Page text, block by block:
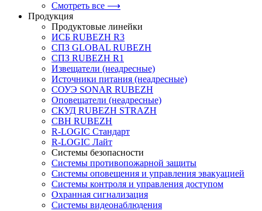
Смотреть все ⟶
Продукция
Продуктовые линейки
ИСБ RUBEZH R3
СПЗ GLOBAL RUBEZH
СПЗ RUBEZH R1
Извещатели (неадресные)
Источники питания (неадресные)
СОУЭ SONAR RUBEZH
Оповещатели (неадресные)
СКУД RUBEZH STRAZH
СВН RUBEZH
R-LOGIC Стандарт
R-LOGIC Лайт
Системы безопасности
Системы противопожарной защиты
Системы оповещения и управления эвакуацией
Системы контроля и управления доступом
Охранная сигнализация
Системы видеонаблюдения